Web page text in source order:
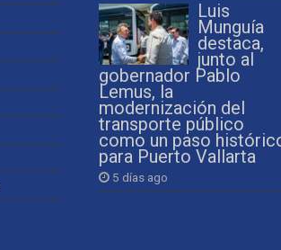
Luis
Munguía
destaca,
junto al
gobernador Pablo
Lemus, la
modernización del
transporte público
como un paso
para Puerto Vallarta
5 días ago